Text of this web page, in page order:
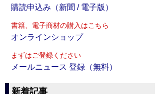
購読申込み（新聞 / 電子版）
書籍、電子商材の購入はこちら
オンラインショップ
まずはご登録ください
メールニュース 登録（無料）
新着記事